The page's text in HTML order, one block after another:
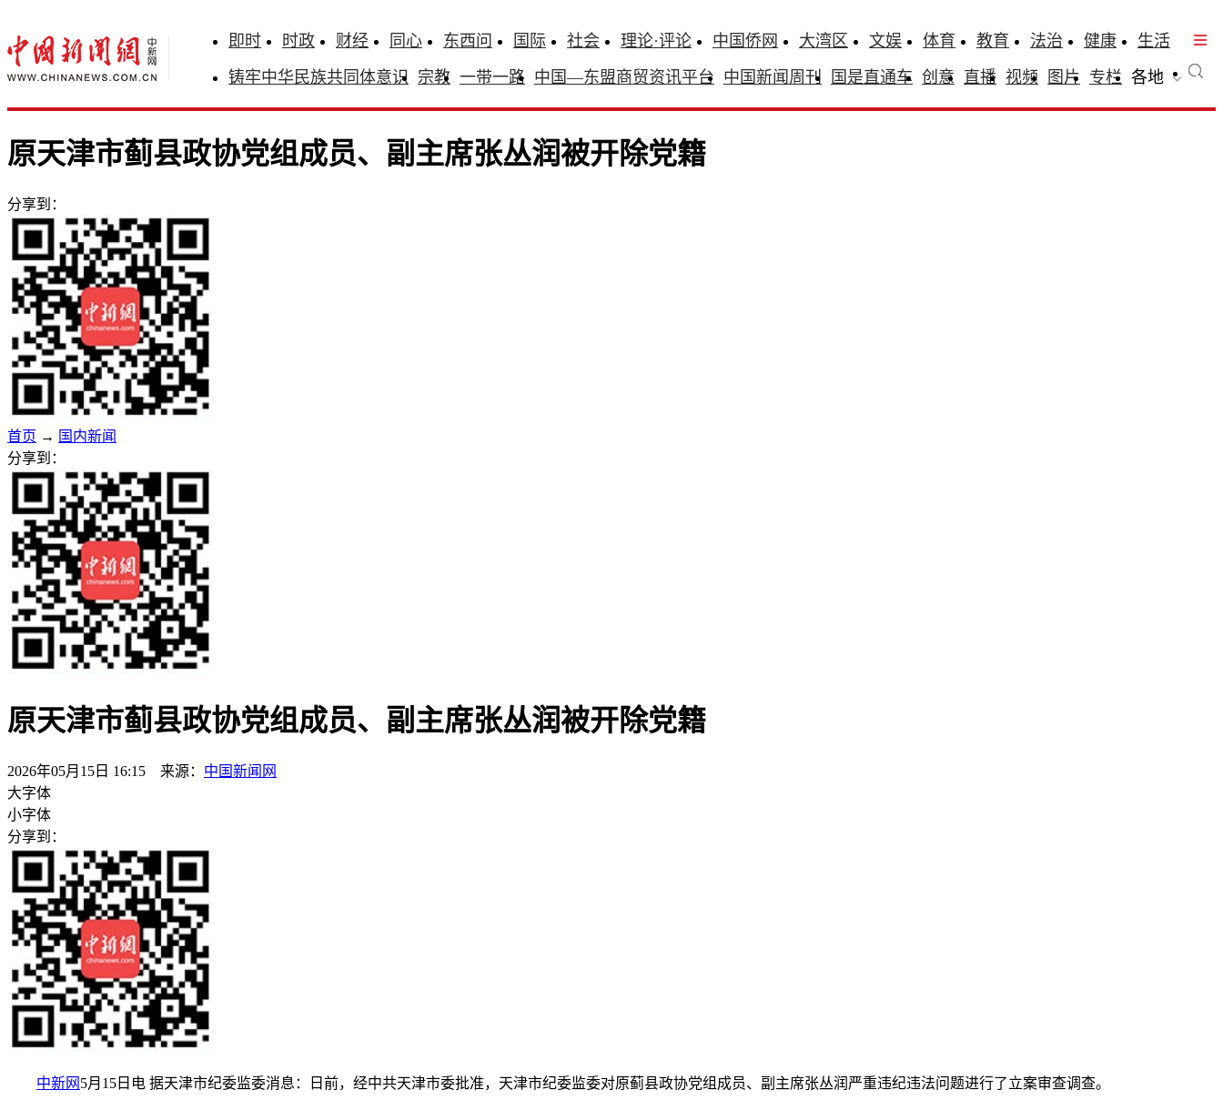
即时 时政 财经 同心 东西问 国际 社会 理论·评论 中国侨网 大湾区 文娱 体育 教育 法治 健康
生活
铸牢中华民族共同体意识 宗教 一带一路 中国—东盟商贸资讯平台 中国新闻周刊 国是直通车 创意 直播 视频 图片 专栏 各地
原天津市蓟县政协党组成员、副主席张丛润被开除党籍
分享到：
首页 → 国内新闻
分享到：
原天津市蓟县政协党组成员、副主席张丛润被开除党籍
2026年05月15日 16:15 来源： 中国新闻网
大字体
小字体
分享到：
中新网 5月15日电 据天津市纪委监委消息：日前，经中共天津市委批准，天津市纪委监委对原蓟县政协党组成员、副主席张丛润严重违纪违法问题进行了立案审查调查。